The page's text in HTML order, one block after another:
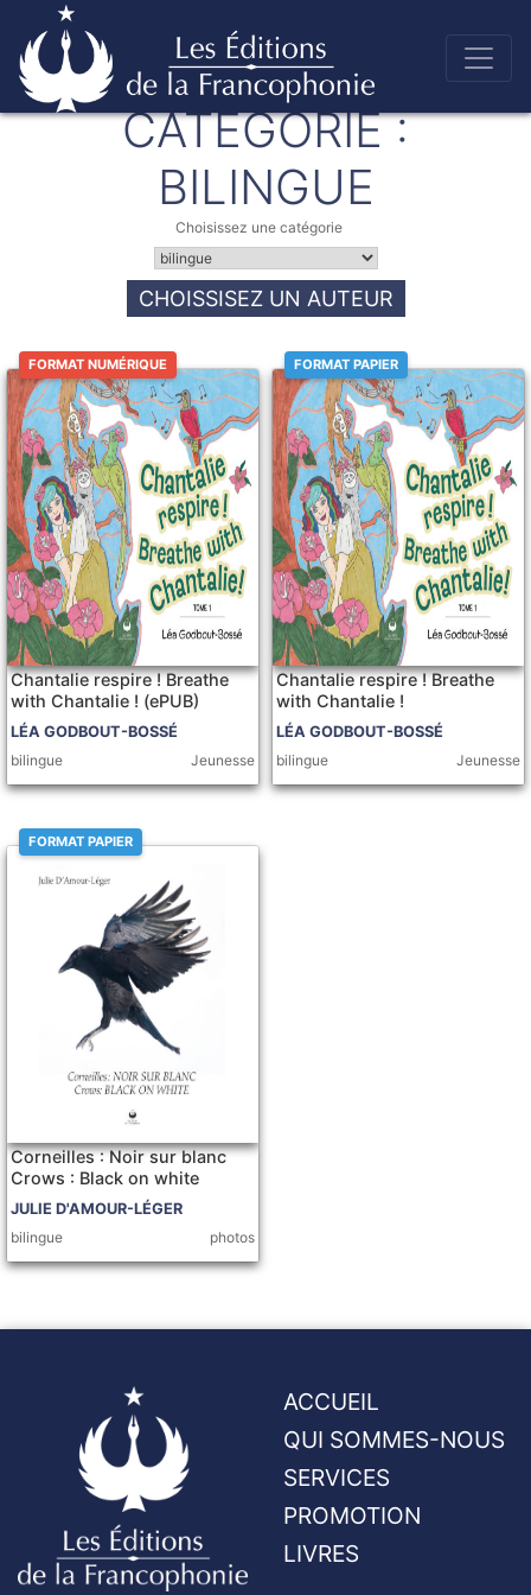
Skip
to
Éditions de la francophonieCATÉGORIE :
BILINGUE
Choisissez une catégorie
CHOISSISEZ UN AUTEUR
FORMAT NUMÉRIQUE
Chantalie respire ! Breathe
with Chantalie ! (ePUB)
LÉA GODBOUT-BOSSÉ
bilingue
Jeunesse
FORMAT PAPIER
Chantalie respire ! Breathe
with Chantalie !
LÉA GODBOUT-BOSSÉ
bilingue
Jeunesse
FORMAT PAPIER
Corneilles : Noir sur blanc
Crows : Black on white
JULIE D'AMOUR-LÉGER
bilingue
photos
ACCUEIL
QUI SOMMES-NOUS
SERVICES
PROMOTION
LIVRES